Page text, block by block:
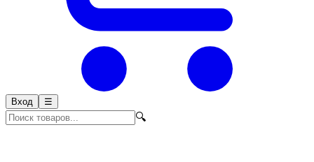
Вход ☰
🔍